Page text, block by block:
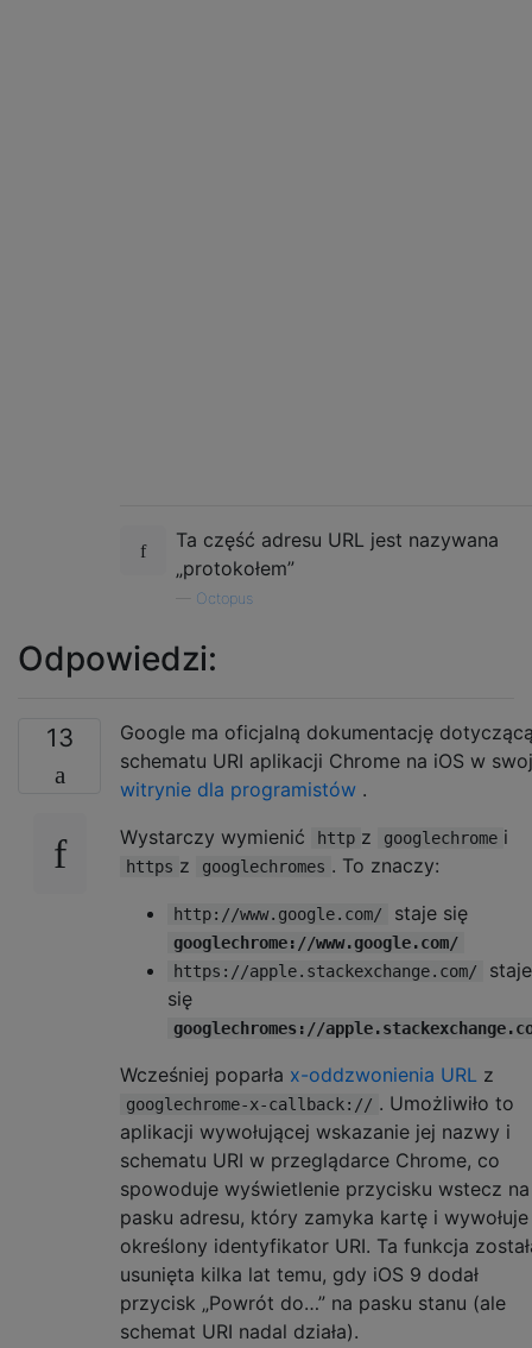
Ta część adresu URL jest nazywana
„protokołem”
Octopus
Odpowiedzi:
13
Google ma oficjalną dokumentację
schematu URI aplikacji Chrome na iOS w
witrynie dla programistów .
Wystarczy wymienić
http z googlechrome i
https z googlechromes . To znaczy:
http://www.google.com/ staje się
googlechrome://www.google.com/
https://apple.stackexchange.com/
staje
się
googlechromes://
Wcześniej poparła x-oddzwonienia URL z
googlechrome-x-callback:// . Umożliwiło to
aplikacji wywołującej wskazanie jej nazwy i
schematu URI w przeglądarce Chrome, co
spowoduje wyświetlenie przycisku wstecz na
pasku adresu, który zamyka kartę i wywołuje
określony identyfikator URI. Ta funkcja
usunięta kilka lat temu, gdy iOS 9 dodał
przycisk „Powrót do…” na pasku stanu (ale
schemat URI nadal działa).